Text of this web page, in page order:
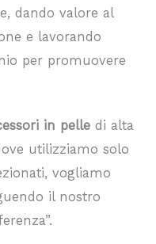
dando valore al
e lavorando
per promuovere
in pelle di alta
utilizziamo solo
vogliamo
il nostro